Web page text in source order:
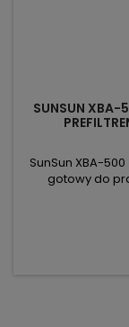
SUNSUN XBA-
SunSun XBA-
gotowy do
regulowany
80 L. 5W –
pojemność +
(włóknina